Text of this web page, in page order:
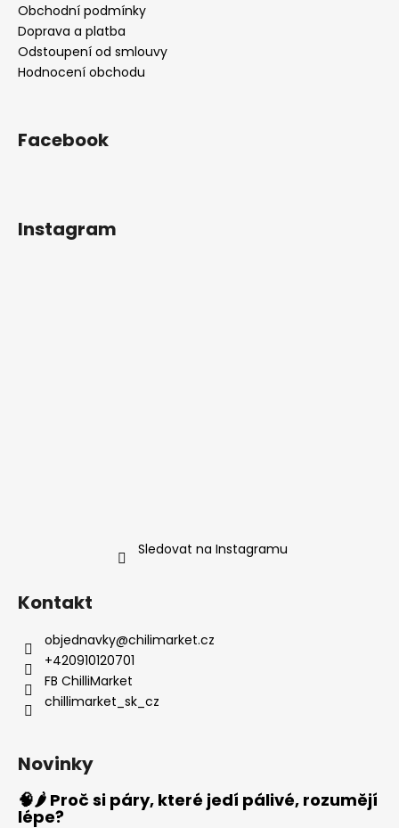
Obchodní podmínky
Doprava a platba
Odstoupení od smlouvy
Hodnocení obchodu
Facebook
Instagram
Sledovat na Instagramu
Kontakt
objednavky@chilimarket.cz
+420910120701
FB ChilliMarket
chillimarket_sk_cz
Novinky
🧠🌶️ Proč si páry, které jedí pálivé, rozumějí
lépe?